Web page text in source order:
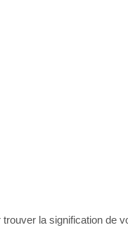
la signification de